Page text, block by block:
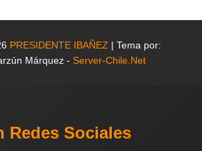
PRESIDENTE IBAÑEZ | Tema por:
Márquez - Server-Chile.Net
Redes Sociales